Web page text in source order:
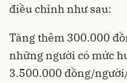
điều chỉnh như sau:
Tăng thêm 300.000
những người có mức
3.500.000 đồng/